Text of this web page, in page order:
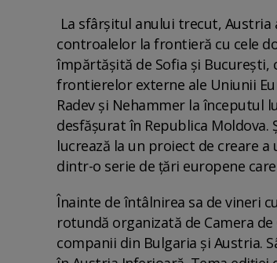
La sfârşitul anului trecut,
controalelor la frontieră cu cele
împărtăşită de Sofia şi
frontierelor externe ale Uniunii
Radev şi Nehammer la începutul
desfăşurat în Republica
lucrează la un proiect de creare
dintr-o serie de ţări europene
Înainte de întâlnirea sa de vineri
rotundă organizată de Camera
companii din Bulgaria şi Austria.